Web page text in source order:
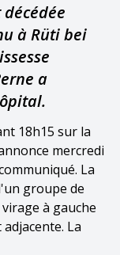
à Rüti bei
a
18h15 sur la
mercredi
La
groupe de
à gauche
La